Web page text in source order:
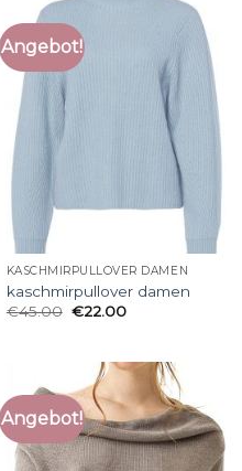
Angebot!
KASCHMIRPULLOVER DAMEN
kaschmirpullover damen
€45.00 €22.00
Angebot!